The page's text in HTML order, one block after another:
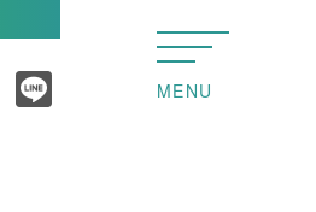
Instagram MENU